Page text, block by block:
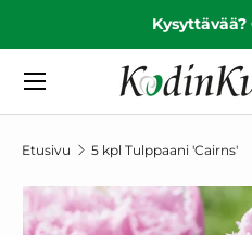
SIIRRY SISÄLTÖÖN
Hae
Valikko
Etusivu 5 kpl Tulppaani 'Cairns'
SIIRRY